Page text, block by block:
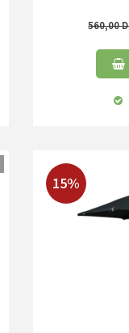
560,00
15%